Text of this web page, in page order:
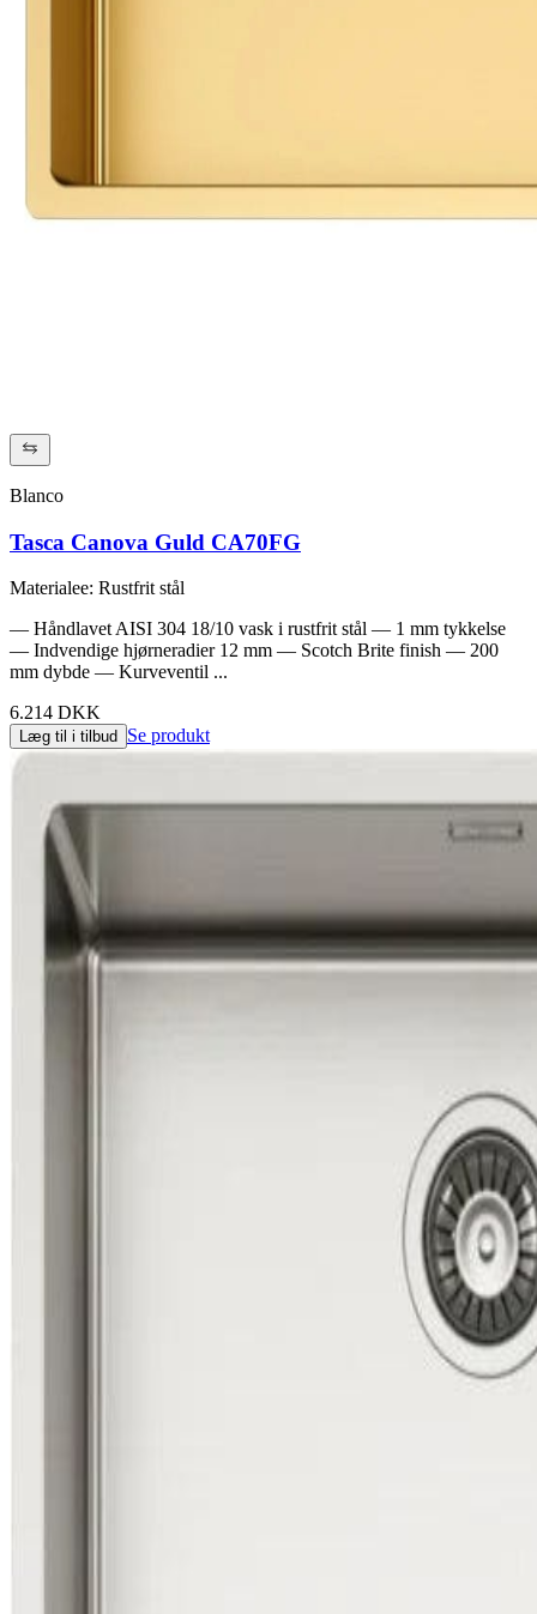
Blanco
Tasca Canova Guld CA70FG
Materialee: Rustfrit stål
— Håndlavet AISI 304 18/10 vask i rustfrit stål — 1 mm tykkelse
— Indvendige hjørneradier 12 mm — Scotch Brite finish — 200
mm dybde — Kurveventil ...
6.214 DKK
Læg til i tilbud Se produkt